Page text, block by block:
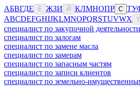
АБВГДЕ Ё ЖЗИ Й КЛМНОПР С ТУ
ABCDEFGHIJKLMNOPQRSTUVWX Y
специалист по закупочной деятельности
специалист по залогам
специалист по замене масла
специалист по замерам
специалист по запасным частям
специалист по записи клиентов
специалист по земельно-